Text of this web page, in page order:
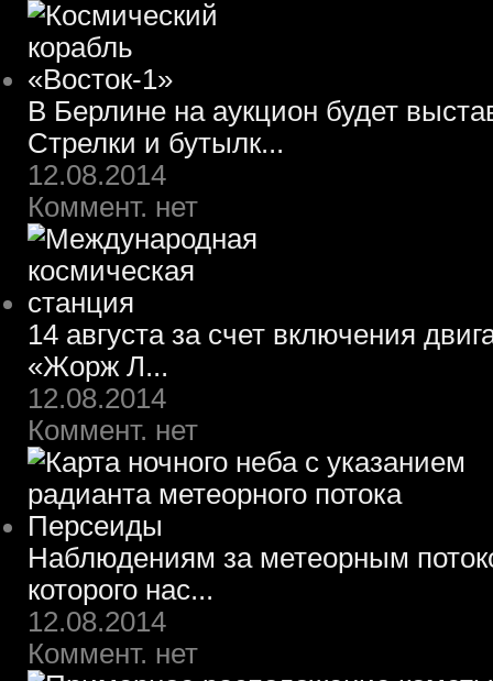
В Берлине на аукцион будет
Стрелки и бутылк...
12.08.2014
Коммент. нет
14 августа за счет включения
«Жорж Л...
12.08.2014
Коммент. нет
Наблюдениям за метеорным
которого нас...
12.08.2014
Коммент. нет